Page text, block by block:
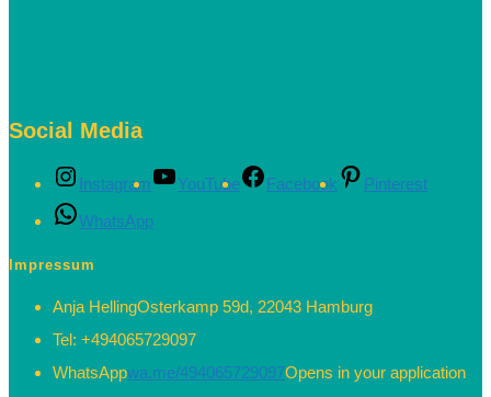
Social Media
Instagram YouTube Facebook
Pinterest
WhatsApp
Impressum
Anja HellingOsterkamp 59d, 22043 Hamburg
Tel: +494065729097
WhatsAppwa.me/494065729097Opens in your application